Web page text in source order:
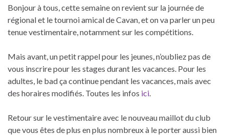
Bonjour à tous, cette semaine on revient sur la journée de
régional et le tournoi amical de Cavan, et on va parler un peu
tenue vestimentaire, notamment sur les compétitions.
Mais avant, un petit rappel pour les jeunes, n’oubliez pas de
vous inscrire pour les stages durant les vacances. Pour les
adultes, le bad ça continue pendant les vacances, mais avec
des horaires modifiés. Toutes les infos ici.
Retour sur le vestimentaire avec le nouveau maillot du club
que vous êtes de plus en plus nombreux à le porter aussi bien